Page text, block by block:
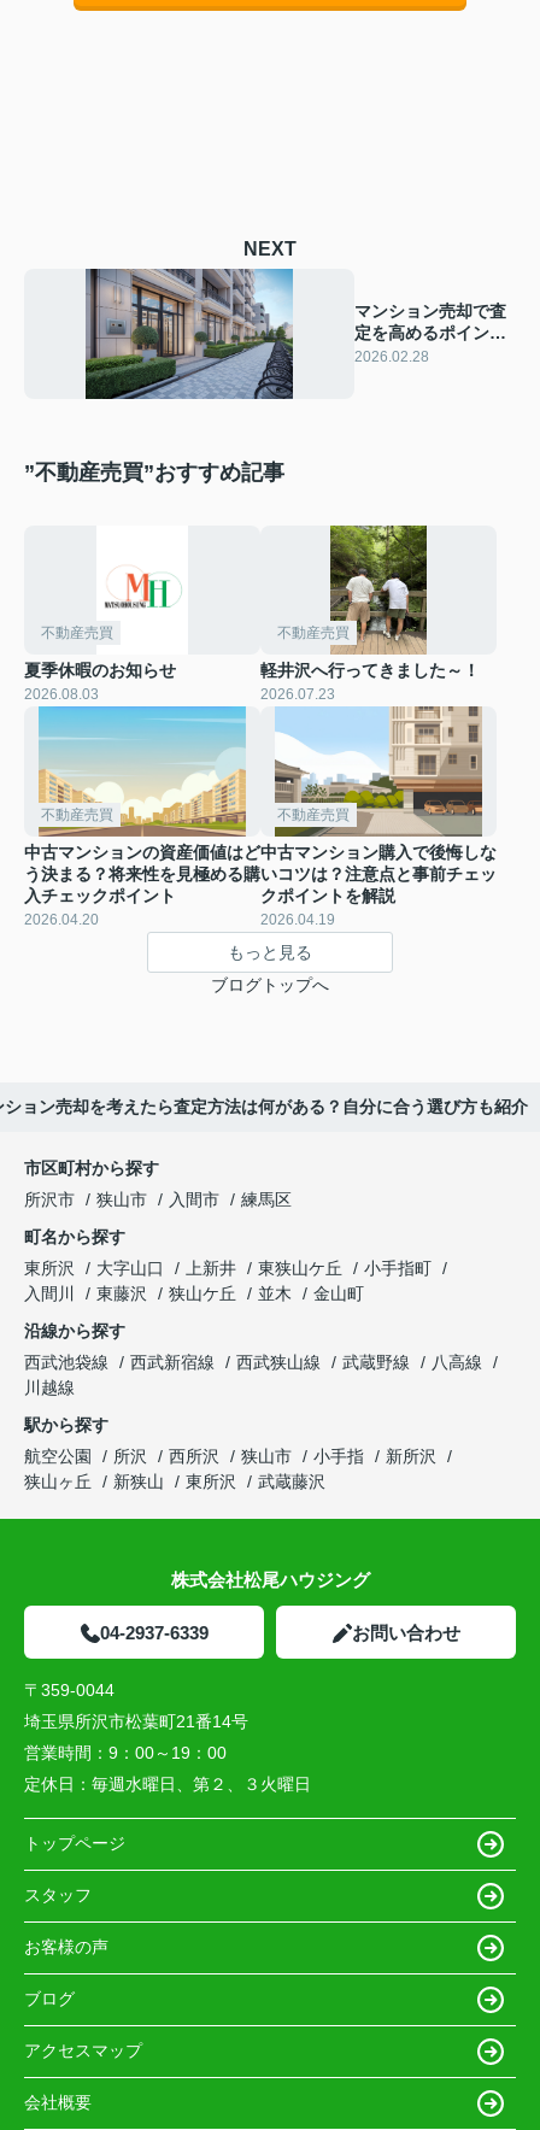
NEXT
マンション売却で査
定を高めるポイント
は？初めての方にも
2026.02.28
”不動産売買”おすすめ記事
不動産売買
夏季休暇のお知らせ
2026.08.03
不動産売買
軽井沢へ行ってきました～！
2026.07.23
不動産売買
中古マンションの資産価値はど
う決まる？将来性を見極める購
入チェックポイント
2026.04.20
不動産売買
中古マンション購入で後悔しな
いコツは？注意点と事前チェッ
クポイントを解説
2026.04.19
もっと見る
ブログトップへ
ション売却を考えたら査定方法は何がある？自分に合う選び方も紹介
市区町村から探す
所沢市
狭山市 入間市
練馬区
町名から探す
東所沢
大字山口 上新井 東狭山ケ丘
小手指町
入間川
東藤沢 狭山ケ丘 並木
金山町
沿線から探す
西武池袋線
西武新宿線 西武狭山線 武蔵野線
八高線
川越線
駅から探す
航空公園
所沢 西所沢 狭山市 小手指
新所沢
狭山ヶ丘
新狭山 東所沢 武蔵藤沢
株式会社松尾ハウジング
04-2937-6339 お問い合わせ
〒359-0044
埼玉県所沢市松葉町21番14号
営業時間： 9：00～19：00
定休日： 毎週水曜日、第２、３火曜日
トップページ
スタッフ
お客様の声
ブログ
アクセスマップ
会社概要